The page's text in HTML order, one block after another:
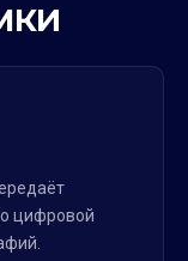
цифровой